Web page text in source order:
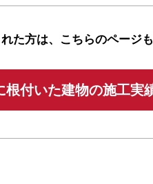
た方は、 こちらのページ
根付いた建物の施工実